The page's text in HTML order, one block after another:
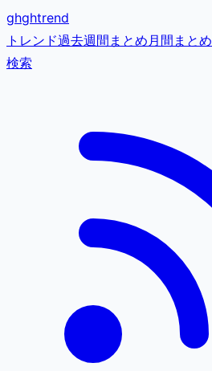
ghghtrend
トレンド過去週間まとめ月間まとめ
検索